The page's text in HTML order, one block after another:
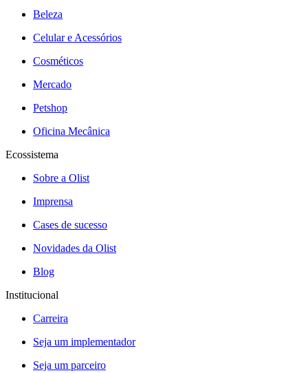
Beleza
Celular e Acessórios
Cosméticos
Mercado
Petshop
Oficina Mecânica
Ecossistema
Sobre a Olist
Imprensa
Cases de sucesso
Novidades da Olist
Blog
Institucional
Carreira
Seja um implementador
Seja um parceiro